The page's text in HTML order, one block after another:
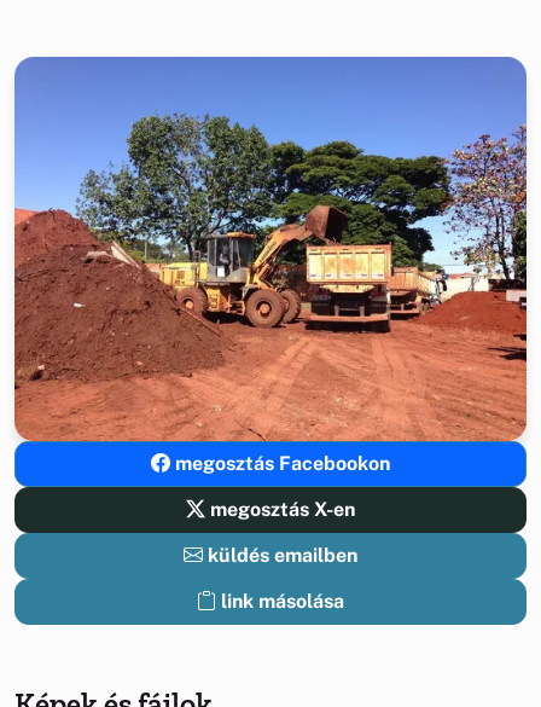
megosztás Facebookon
megosztás X-en
küldés emailben
link másolása